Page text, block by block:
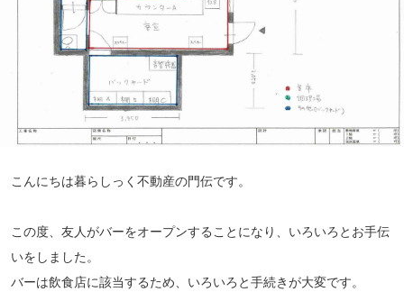
こんにちは暮らしっく不動産の門伝です。
この度、友人がバーをオープンすることになり、いろいろとお手伝
いをしました。
バーは飲食店に該当するため、いろいろと手続きが大変です。